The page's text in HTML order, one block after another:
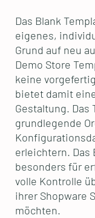
Das Blank
eigenes,
Grund auf neu
Demo Store
keine
bietet damit
Gestaltung.
grundlegende
erleichtern. Das
besonders für
volle Kontrolle
ihrer Shopware
möchten.